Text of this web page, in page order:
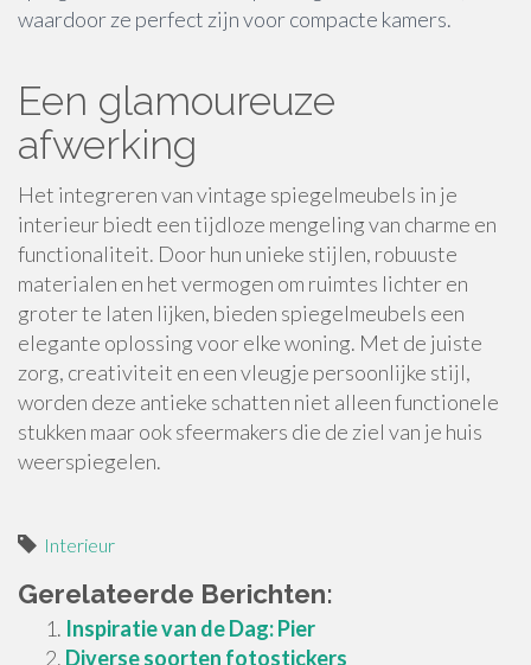
waardoor ze perfect zijn voor compacte kamers.
Een glamoureuze
afwerking
Het integreren van vintage spiegelmeubels in je
interieur biedt een tijdloze mengeling van charme en
functionaliteit. Door hun unieke stijlen, robuuste
materialen en het vermogen om ruimtes lichter en
groter te laten lijken, bieden spiegelmeubels een
elegante oplossing voor elke woning. Met de juiste
zorg, creativiteit en een vleugje persoonlijke stijl,
worden deze antieke schatten niet alleen functionele
stukken maar ook sfeermakers die de ziel van je huis
weerspiegelen.
Interieur
Gerelateerde Berichten:
Inspiratie van de Dag: Pier
Diverse soorten fotostickers